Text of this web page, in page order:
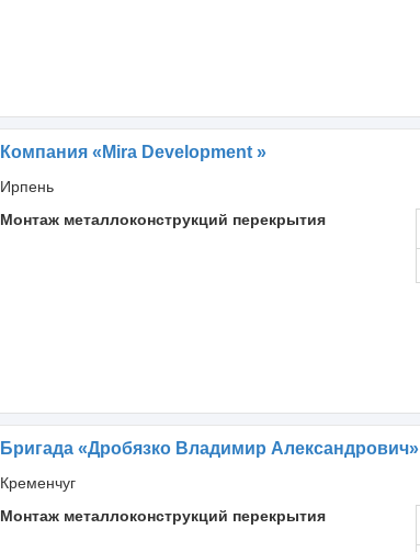
Компания «Mira Development »
Ирпень
Монтаж металлоконструкций перекрытия
Бригада «Дробязко Владимир Александрович»
Кременчуг
Монтаж металлоконструкций перекрытия